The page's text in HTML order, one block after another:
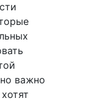
важно